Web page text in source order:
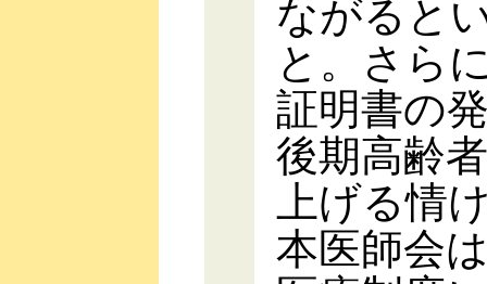
ながると
と。さら
証明書の
後期高齢
上げる情
本医師会